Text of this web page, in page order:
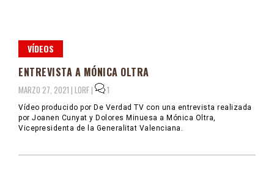
VÍDEOS
ENTREVISTA A MÓNICA OLTRA
MARZO 27, 2021 | LORF| 1
Vídeo producido por De Verdad TV con una entrevista realizada
por Joanen Cunyat y Dolores Minuesa a Mónica Oltra,
Vicepresidenta de la Generalitat Valenciana.